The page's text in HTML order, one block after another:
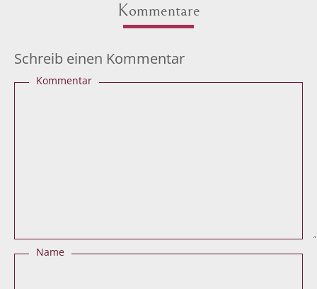
Kommentare
Schreib einen Kommentar
Kommentar
Name